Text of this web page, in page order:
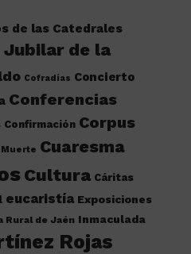
de las Catedrales
Jubilar de la
Cofradías Concierto
Conferencias
Confirmación Corpus
Muerte Cuaresma
Cultura Cáritas
eucaristía Exposiciones
Rural de Jaén Inmaculada
Rojas